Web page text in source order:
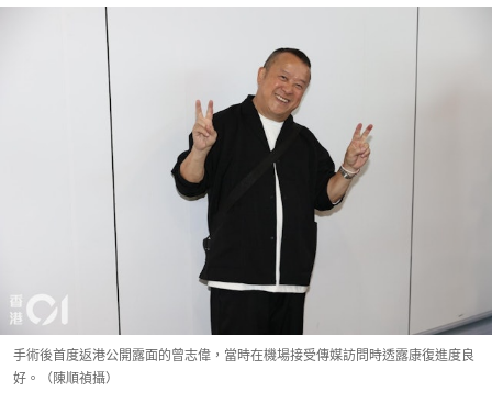
手術後首度返港公開露面的曾志偉，當時在機場接受傳媒訪問時透露康復進度良
好。（陳順禎攝）